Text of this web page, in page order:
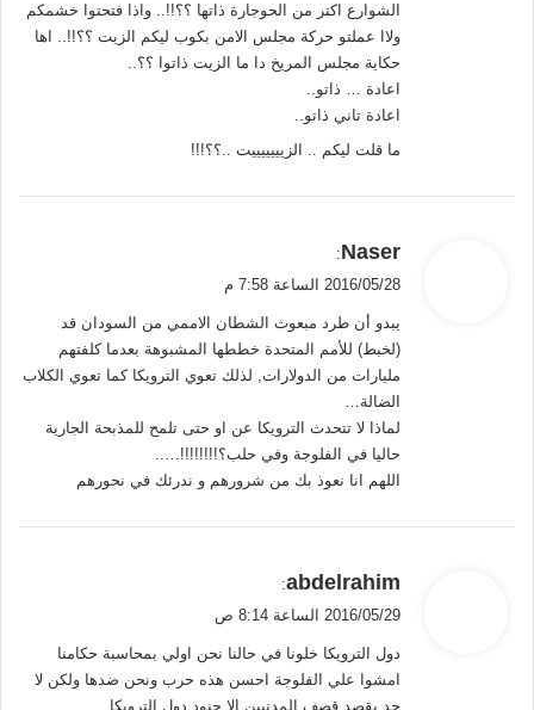
الشوارع اكتر من الحوجارة ذاتها ؟؟!!.. واذا فتحتوا خشمكم
ولاا عملتو حركة مجلس الامن بكوب ليكم الزيت ؟؟!!.. اها
حكاية مجلس المريخ دا ما الزيت ذاتوا ؟؟..
اعادة … ذاتو..
اعادة تاني ذاتو..
ما قلت ليكم .. الزيييييييت ..؟؟!!!
ي
ق
ل
Naser
:
2016/05/28 الساعة 7:58 م
يبدو أن طرد مبعوث الشطان الاممي من السودان قد
(لخبط) للأمم المتحدة خططها المشبوهة بعدما كلفتهم
مليارات من الدولارات, لذلك تعوي الترويكا كما تعوي الكلاب
الضالة…
لماذا لا تتحدث الترويكا عن او حتى تلمح للمذبحة الجارية
حاليا في الفلوجة وفي حلب؟!!!!!!!!…..
اللهم انا نعوذ بك من شرورهم و ندرئك في نحورهم
ي
ق
ل
abdelrahim
:
2016/05/29 الساعة 8:14 ص
دول الترويكا خلونا في حالنا نحن اولي بمحاسبة حكامنا
امشوا علي الفلوجة احسن هذه حرب ونحن ضدها ولكن لا
حد يقصد قصف المدنيين الا جنود دول الترويكا